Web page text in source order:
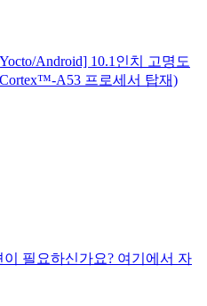
Android] 10.1인치 고명도
A53 프로세서 탑재)
필요하신가요? 여기에서 자